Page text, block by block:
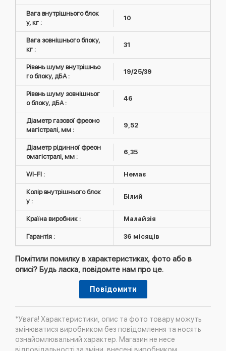
Вага внутрішнього блок
у, кг :
10
Вага зовнішнього блоку,
кг :
31
Рівень шуму внутрішньо
го блоку, дБА :
19/25/39
Рівень шуму зовнішньог
о блоку, дБА :
46
Діаметр газової фреоно
магістралі, мм :
9,52
Діаметр рідинної фреон
омагістралі, мм :
6,35
WI-FI : Немає
Колір внутрішнього блок
у :
Білий
Країна виробник : Малайзія
Гарантія : 36 місяців
Помітили помилку в характеристиках, фото або в
описі? Будь ласка, повідомте нам про це.
Повідомити
*Увага! Характеристики, опис та фото товару можуть
змінюватися виробником без повідомлення та носять
ознайомлювальний характер. Магазин не несе